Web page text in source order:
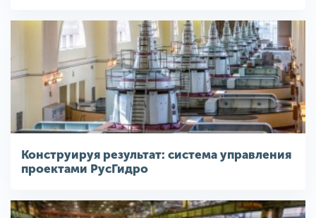
Конструируя результат: система управления
проектами РусГидро